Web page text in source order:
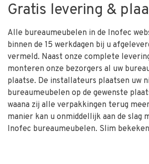
Gratis levering &
Alle bureaumeubelen in de Inofec
binnen de 15 werkdagen bij u
vermeld. Naast onze complete
monteren onze bezorgers al uw
plaatse. De installateurs plaatsen uw
bureaumeubelen op de gewenste
waana zij alle verpakkingen terug
manier kan u onmiddellijk aan de slag
Inofec bureaumeubelen. Slim